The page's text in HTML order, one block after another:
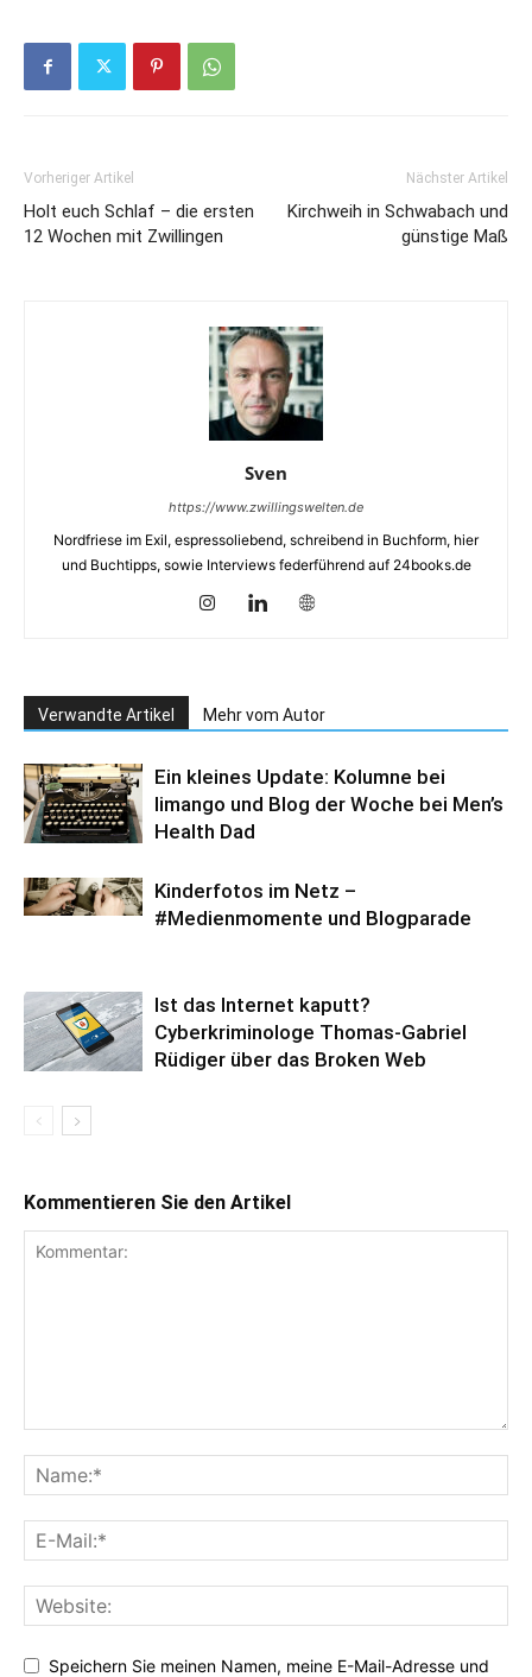
Vorheriger Artikel
Holt euch Schlaf – die ersten
12 Wochen mit Zwillingen
Nächster Artikel
Kirchweih in Schwabach und
günstige Maß
Sven
https://www.zwillingswelten.de
Nordfriese im Exil, espressoliebend, schreibend in Buchform, hier
und Buchtipps, sowie Interviews federführend auf 24books.de
Verwandte Artikel Mehr vom Autor
Ein kleines Update: Kolumne bei
limango und Blog der Woche bei Men’s
Health Dad
Kinderfotos im Netz –
#Medienmomente und Blogparade
Ist das Internet kaputt?
Cyberkriminologe Thomas-Gabriel
Rüdiger über das Broken Web
Kommentieren Sie den Artikel
Speichern Sie meinen Namen, meine E-Mail-Adresse und